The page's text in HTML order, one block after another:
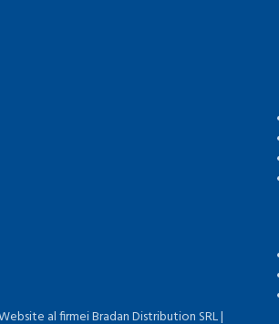
al firmei Bradan Distribution SRL |